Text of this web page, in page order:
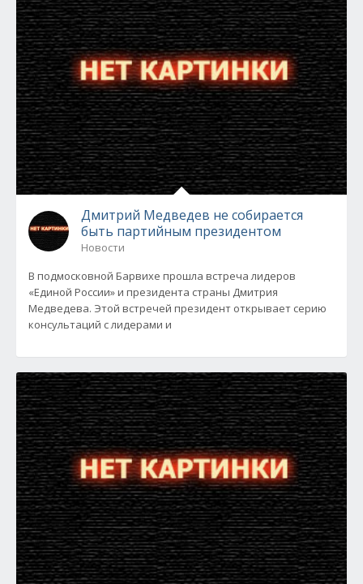
Дмитрий Медведев не собирается
быть партийным президентом
Новости
В подмосковной Барвихе прошла встреча лидеров
«Единой России» и президента страны Дмитрия
Медведева. Этой встречей президент открывает серию
консультаций с лидерами и